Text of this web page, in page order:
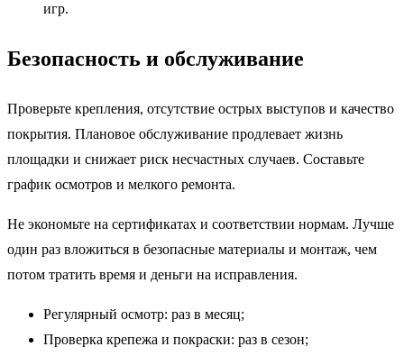
игр.
Безопасность и обслуживание
Проверьте крепления, отсутствие острых выступов и качество
покрытия. Плановое обслуживание продлевает жизнь
площадки и снижает риск несчастных случаев. Составьте
график осмотров и мелкого ремонта.
Не экономьте на сертификатах и соответствии нормам. Лучше
один раз вложиться в безопасные материалы и монтаж, чем
потом тратить время и деньги на исправления.
Регулярный осмотр: раз в месяц;
Проверка крепежа и покраски: раз в сезон;